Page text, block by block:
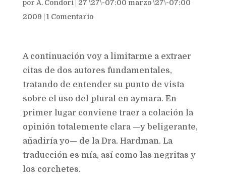
por A. Condori
27 \27\-07:00 marzo \27\-07:00
2009
1 Comentario
A continuación voy a limitarme a extraer
citas de dos autores fundamentales,
tratando de entender su punto de vista
sobre el uso del plural en aymara. En
primer lugar conviene traer a colación la
opinión totalemente clara —y beligerante,
añadiría yo— de la Dra. Hardman. La
traducción es mía, así como las negritas y
los corchetes.